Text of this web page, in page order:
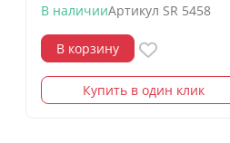
В наличииАртикул SR 5458
В корзину
Купить в один клик